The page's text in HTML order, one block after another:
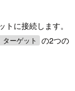
に接続します。
ーゲット
の2つの